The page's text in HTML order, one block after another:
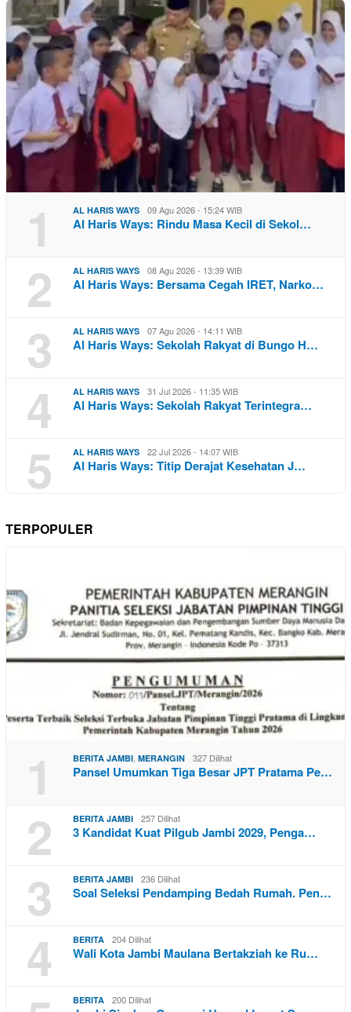
1 AL HARIS WAYS 09 Agu 2026 - 15:24 WIB
Al Haris Ways: Rindu Masa Kecil di Sekol…
2 AL HARIS WAYS 08 Agu 2026 - 13:39 WIB
Al Haris Ways: Bersama Cegah IRET, Narko…
3 AL HARIS WAYS 07 Agu 2026 - 14:11 WIB
Al Haris Ways: Sekolah Rakyat di Bungo H…
4 AL HARIS WAYS 31 Jul 2026 - 11:35 WIB
Al Haris Ways: Sekolah Rakyat Terintegra…
5 AL HARIS WAYS 22 Jul 2026 - 14:07 WIB
Al Haris Ways: Titip Derajat Kesehatan J…
TERPOPULER
1 BERITA JAMBI, MERANGIN 327 Dilihat
Pansel Umumkan Tiga Besar JPT Pratama Pe…
2 BERITA JAMBI 257 Dilihat
3 Kandidat Kuat Pilgub Jambi 2029, Penga…
3 BERITA JAMBI 236 Dilihat
Soal Seleksi Pendamping Bedah Rumah. Pen…
4 BERITA 204 Dilihat
Wali Kota Jambi Maulana Bertakziah ke Ru…
BERITA 200 Dilihat